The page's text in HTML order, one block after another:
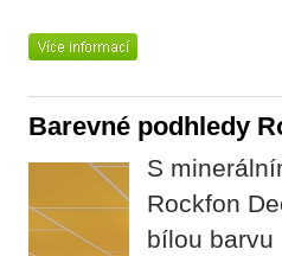
Barevné podhledy
S
Rockfon
bílou barvu